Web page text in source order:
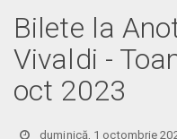
Bilete la
Vivaldi -
oct 2023
duminică, 1 octombrie